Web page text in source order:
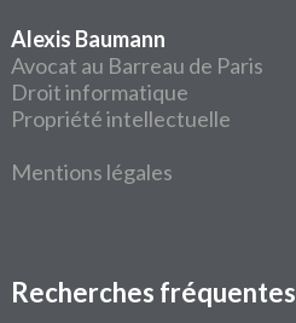
Alexis Baumann
Avocat au Barreau de Paris
Droit informatique
Propriété intellectuelle
Mentions légales
Recherches fréquentes